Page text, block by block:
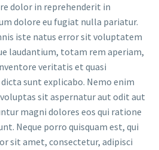
dolor in reprehenderit in
dolore eu fugiat nulla pariatur.
iste natus error sit voluptatem
laudantium, totam rem aperiam,
veritatis et quasi
sunt explicabo. Nemo enim
sit aspernatur aut odit aut
magni dolores eos qui ratione
Neque porro quisquam est, qui
sit amet, consectetur, adipisci